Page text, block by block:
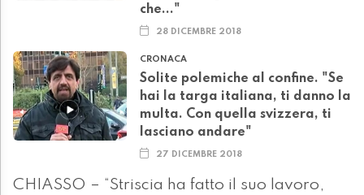
che..."
28 DICEMBRE 2018
CRONACA
Solite polemiche al confine. "Se
hai la targa italiana, ti danno la
multa. Con quella svizzera, ti
lasciano andare"
27 DICEMBRE 2018
CHIASSO – “Striscia ha fatto il suo lavoro,